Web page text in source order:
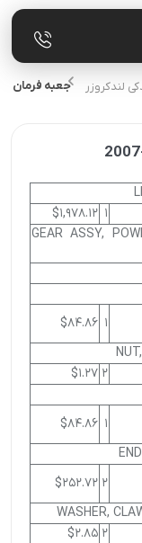
لندکروزر جعبه فرمان
1
$1,978.12
GEAR ASSY,
1
$84.86
2
$1.27
1
$84.86
2
$252.72
WASHER,
2
$2.85